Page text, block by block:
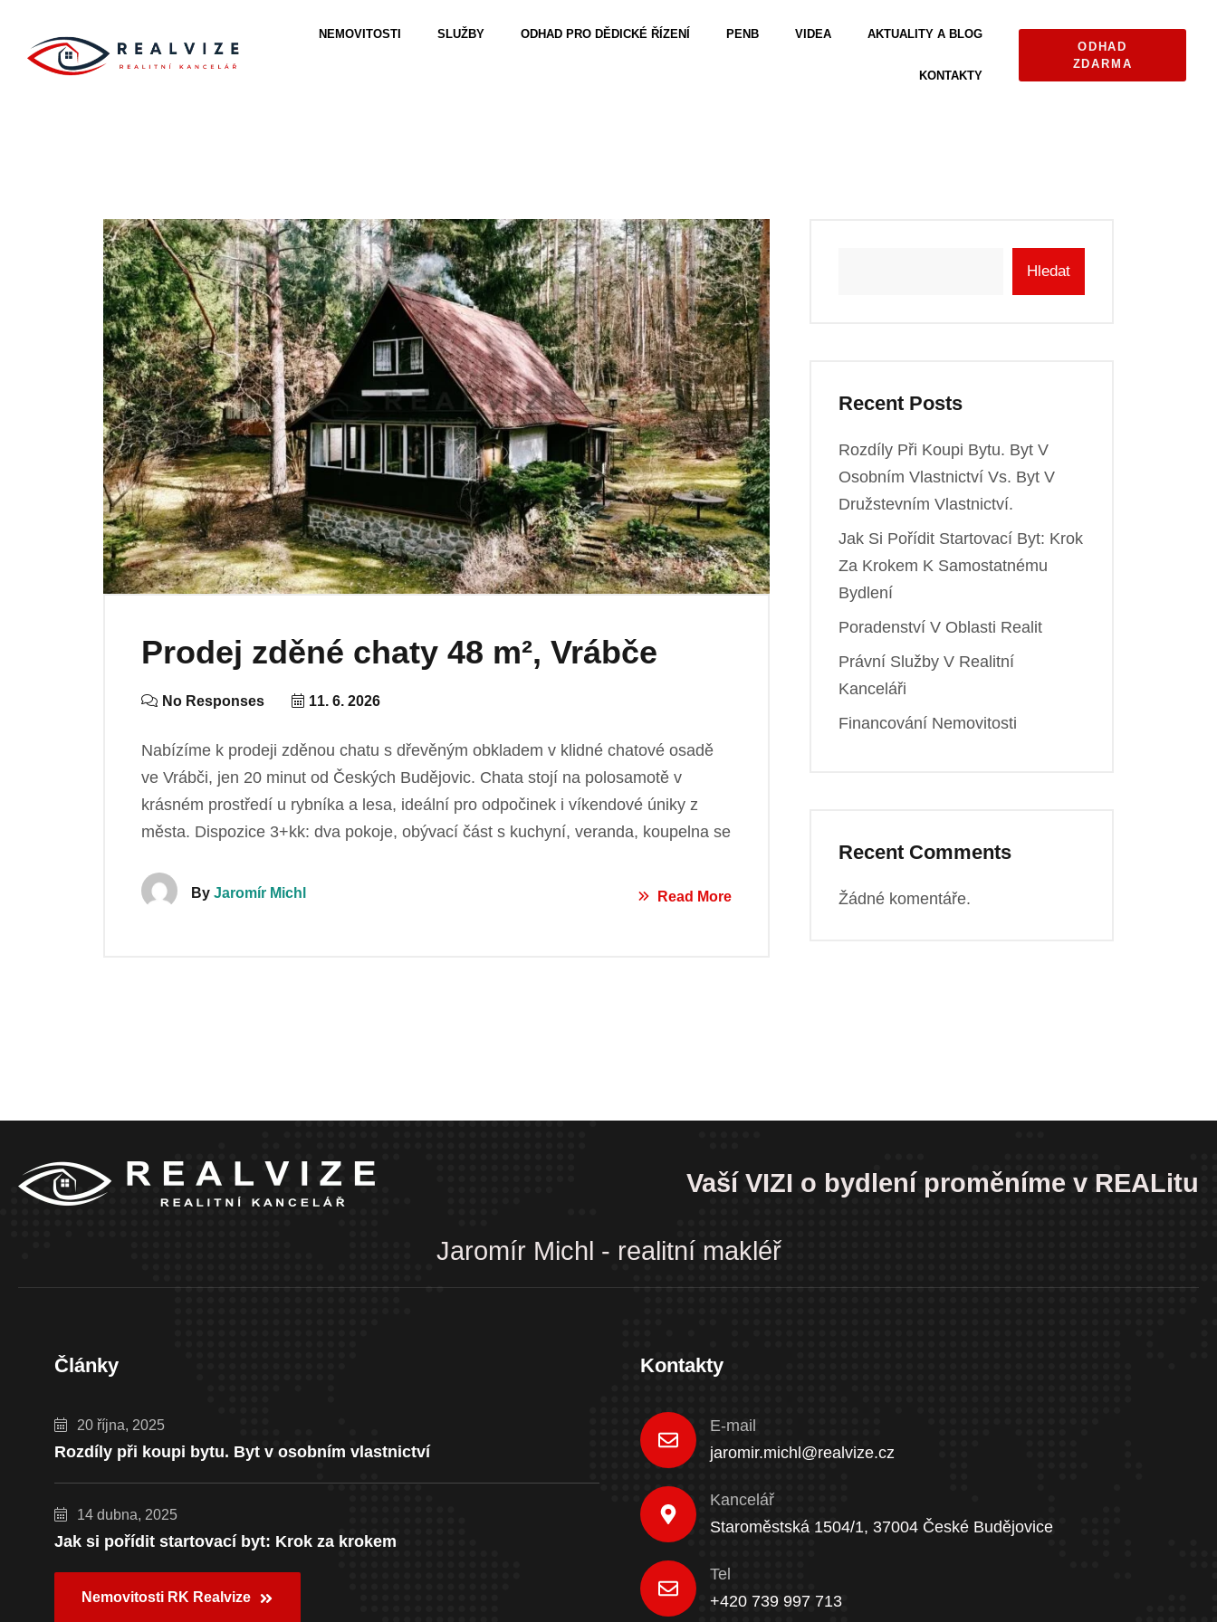
NEMOVITOSTI SLUŽBY ODHAD PRO DĚDICKÉ ŘÍZENÍ PENB VIDEA AKTUALITY A BLOG
KONTAKTY
ODHAD
ZDARMA
Prodej zděné chaty 48 m², Vrábče
No Responses 11. 6. 2026
Nabízíme k prodeji zděnou chatu s dřevěným obkladem v klidné chatové osadě
ve Vrábči, jen 20 minut od Českých Budějovic. Chata stojí na polosamotě v
krásném prostředí u rybníka a lesa, ideální pro odpočinek i víkendové úniky z
města. Dispozice 3+kk: dva pokoje, obývací část s kuchyní, veranda, koupelna se
By Jaromír Michl Read More
Hledat
Recent Posts
Rozdíly Při Koupi Bytu. Byt V
Osobním Vlastnictví Vs. Byt V
Družstevním Vlastnictví.
Jak Si Pořídit Startovací Byt: Krok
Za Krokem K Samostatnému
Bydlení
Poradenství V Oblasti Realit
Právní Služby V Realitní
Kanceláři
Financování Nemovitosti
Recent Comments
Žádné komentáře.
Vaší VIZI o bydlení proměníme v REALitu
Jaromír Michl - realitní makléř
Články
20 října, 2025
Rozdíly při koupi bytu. Byt v osobním vlastnictví
14 dubna, 2025
Jak si pořídit startovací byt: Krok za krokem
Nemovitosti RK Realvize
Kontakty
E-mail
jaromir.michl@realvize.cz
Kancelář
Staroměstská 1504/1, 37004 České Budějovice
Tel
+420 739 997 713